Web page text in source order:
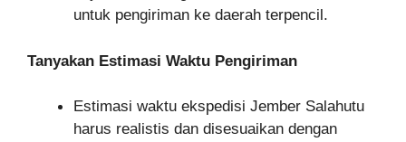
untuk pengiriman ke daerah terpencil.
Tanyakan Estimasi Waktu Pengiriman
Estimasi waktu ekspedisi Jember Salahutu
harus realistis dan disesuaikan dengan